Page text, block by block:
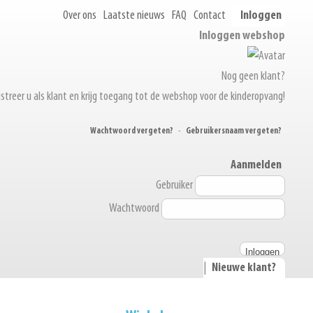
Over ons Laatste nieuws FAQ Contact
Inloggen
Inloggen webshop
Nog geen klant?
u als klant en krijg toegang tot de webshop voor de kinderopvang!
Wachtwoord vergeten? - Gebruikersnaam vergeten?
Aanmelden
Gebruiker
Wachtwoord
Nieuwe klant?